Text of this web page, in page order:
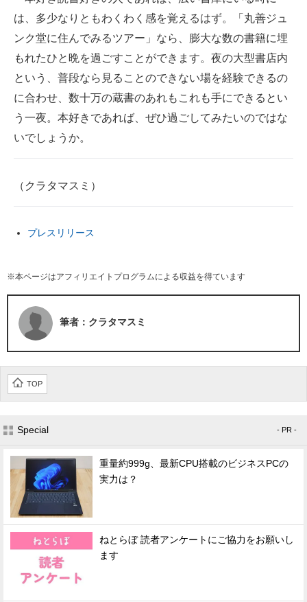
は、多少なりともわくわく感を覚えるはず。「丸善ジュ
ンク堂に住んでみるツアー」なら、膨大な数の書籍に埋
もれたひと晩を過ごすことができます。夜の大型書店内
という、普段なら見ることのできない場を経験できるの
に合わせ、数十万の蔵書のあれもこれも手にできるとい
う一夜。本好きであれば、ぜひ過ごしてみたいのではな
いでしょうか。
（クラタマスミ）
プレスリリース
※本ページはアフィリエイトプログラムによる収益を得ています
筆者：クラタマスミ
TOP
Special - PR -
重量約999g、最新CPU搭載のビジネスPCの
実力は？
ねとらぼ 読者アンケートにご協力をお願いし
ます